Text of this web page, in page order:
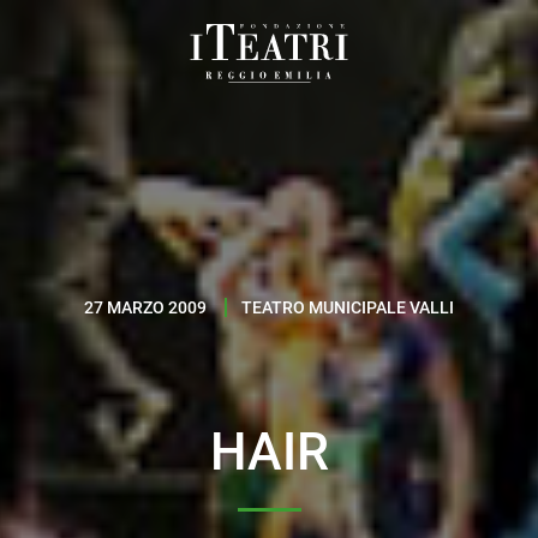
Reggio
Emilia
27 MARZO 2009 TEATRO MUNICIPALE VALLI
HAIR